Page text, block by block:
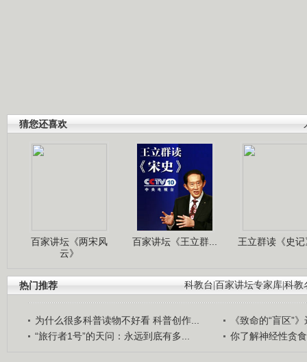
猜您还喜欢
百家讲坛《两宋风
云》
百家讲坛《王立群... 王立群读《史
科教台|百家讲坛专家库|科教
热门推荐
为什么很多科普读物不好看 科普创作...
《致命的“盲区”
“旅行者1号”的天问：永远到底有多...
你了解神经性贪